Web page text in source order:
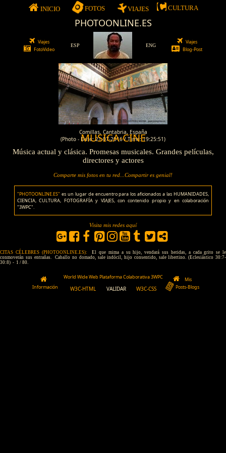
INICIO FOTOS VIAJES CULTURA
PHOTOONLINE.ES
Viajes
FotoVideo
ESP ENG
Viajes
Blog-Post
Comillas, Cantabria, España
(Photo - Date: 21-07-2016 / Time: 19:25:51)
MUSICA-CINE
Música actual y clásica. Promesas musicales. Grandes películas,
directores y actores
Comparte mis fotos en tu red...Compartir es genial!
"PHOTOONLINE.ES" es un lugar de encuentro para los aficionados a las HUMANIDADES,
CIENCIA, CULTURA, FOTOGRAFÍA y VIAJES, con contenido propio y en colaboración
"3WPC".
Visita mis redes aquí
CITAS CÉLEBRES (PHOTOONLINE.ES):
El que mima a su hijo, vendará sus heridas, a cada grito se le
conmoverán sus entrañas. Caballo no domado, sale indócil, hijo consentido, sale libertino. (Eclesiástico 30:7-
30:8) - 1 / 80.
Información
World Wide Web Plataforma Colaborativa 3WPC
W3C-HTML VALIDAR W3C-CSS
Mis
Posts-Blogs